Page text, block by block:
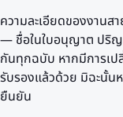
ความละเอียดของงาน
— ชื่อในใบอนุญาต ปริ
กันทุกฉบับ หากมีการเ
รับรองแล้วด้วย มิฉะนั้น
ยืนยัน